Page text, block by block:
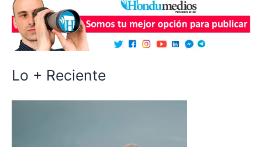
Lo + Reciente